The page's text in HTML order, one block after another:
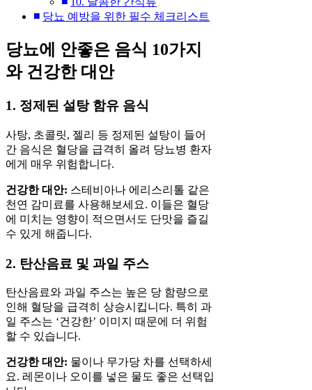
당뇨 예방을 위한 필수 체크리스트
당뇨에 안좋은 음식 10가지
와 건강한 대안
1. 정제된 설탕 함유 음식
사탕, 초콜릿, 젤리 등 정제된 설탕이 들어
간 음식은 혈당을 급격히 올려 당뇨병 환자
에게 매우 위험합니다.
건강한 대안: 스테비아나 에리스리톨 같은
천연 감미료를 사용해보세요. 이들은 혈당
에 미치는 영향이 적으면서도 단맛을 즐길
수 있게 해줍니다.
2. 탄산음료 및 과일 주스
탄산음료와 과일 주스는 높은 당 함량으로
인해 혈당을 급격히 상승시킵니다. 특히 과
일 주스는 ‘건강한’ 이미지 때문에 더 위험
할 수 있습니다.
건강한 대안: 물이나 무가당 차를 선택하세
요. 레몬이나 오이를 넣은 물도 좋은 선택입